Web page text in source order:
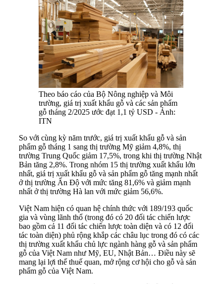
Theo báo cáo của Bộ Nông nghiệp và Môi
trường, giá trị xuất khẩu gỗ và các sản phẩm
gỗ tháng 2/2025 ước đạt 1,1 tỷ USD - Ảnh:
ITN
So với cùng kỳ năm trước, giá trị xuất khẩu gỗ và sản
phẩm gỗ tháng 1 sang thị trường Mỹ giảm 4,8%, thị
trường Trung Quốc giảm 17,5%, trong khi thị trường Nhật
Bản tăng 2,8%. Trong nhóm 15 thị trường xuất khẩu lớn
nhất, giá trị xuất khẩu gỗ và sản phẩm gỗ tăng mạnh nhất
ở thị trường Ấn Độ với mức tăng 81,6% và giảm mạnh
nhất ở thị trường Hà lan với mức giảm 56,6%.
Việt Nam hiện có quan hệ chính thức với 189/193 quốc
gia và vùng lãnh thổ (trong đó có 20 đối tác chiến lược
bao gồm cả 11 đối tác chiến lược toàn diện và có 12 đối
tác toàn diện) phủ rộng khắp các châu lục trong đó có các
thị trường xuất khẩu chủ lực ngành hàng gỗ và sản phẩm
gỗ của Việt Nam như Mỹ, EU, Nhật Bản… Điều này sẽ
mang lại lợi thế thuế quan, mở rộng cơ hội cho gỗ và sản
phẩm gỗ của Việt Nam.